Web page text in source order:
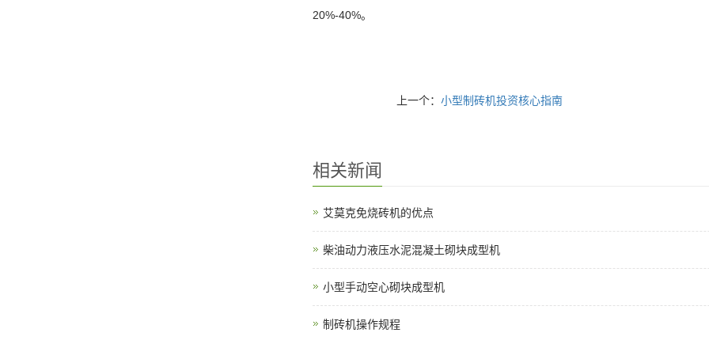
20%-40%。
上一个：小型制砖机投资核心指南
相关新闻
艾莫克免烧砖机的优点
柴油动力液压水泥混凝土砌块成型机
小型手动空心砌块成型机
制砖机操作规程